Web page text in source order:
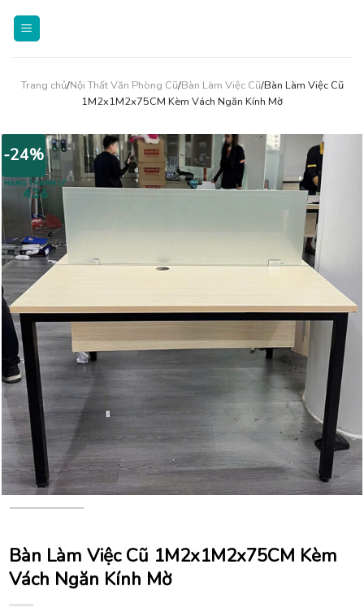
Trang chủ/Nội Thất Văn Phòng Cũ/Bàn Làm Việc Cũ/Bàn Làm Việc Cũ
1M2x1M2x75CM Kèm Vách Ngăn Kính Mờ
-24%
Bàn Làm Việc Cũ 1M2x1M2x75CM Kèm
Vách Ngăn Kính Mờ